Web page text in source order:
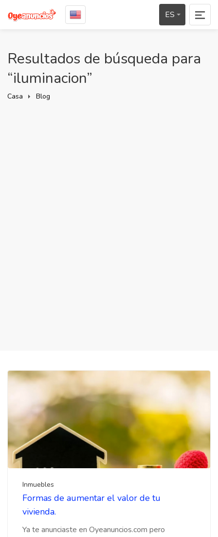
ES
Resultados de búsqueda para
“iluminacion”
Casa Blog
Inmuebles
Formas de aumentar el valor de tu
vivienda.
Ya te anunciaste en Oyeanuncios.com pero